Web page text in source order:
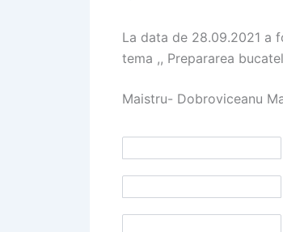
La data de 28.09.2021 a
tema ,, Prepararea
Maistru- Dobroviceanu